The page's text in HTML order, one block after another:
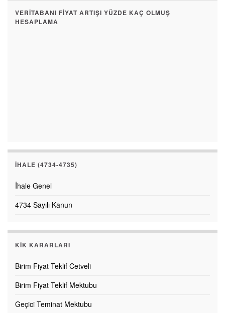
VERITABANI FIYAT ARTIŞI YÜZDE KAÇ OLMUŞ
HESAPLAMA
İHALE (4734-4735)
İhale Genel
4734 Sayılı Kanun
KİK KARARLARI
Birim Fiyat Teklif Cetveli
Birim Fiyat Teklif Mektubu
Geçici Teminat Mektubu